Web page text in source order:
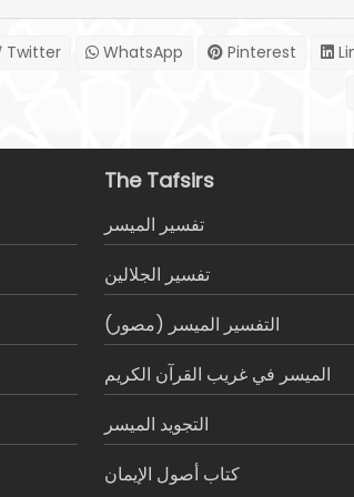
Twitter WhatsApp Pinterest
The Tafsirs
تفسير المیسر
تفسير الجلالين
التفسير الميسر (مصور)
الميسر في غريب القرآن الكريم
التجويد الميسر
كتاب أصول الإيمان